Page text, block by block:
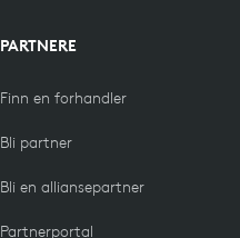
PARTNERE
Finn en forhandler
Bli partner
Bli en alliansepartner
Partnerportal